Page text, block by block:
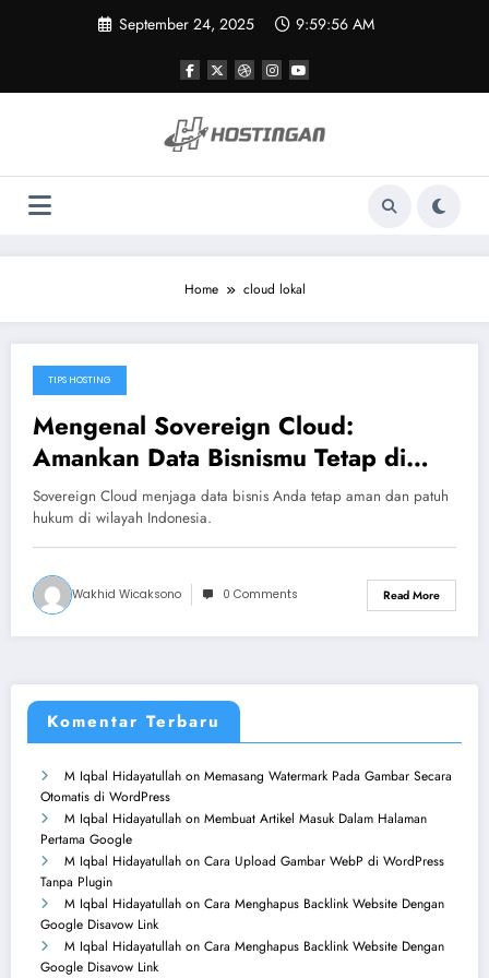
September 24, 2025 9:59:56 AM
Home cloud lokal
September 22, 2025
TIPS HOSTING
Mengenal Sovereign Cloud:
Amankan Data Bisnismu Tetap di
Indonesia
Sovereign Cloud menjaga data bisnis Anda tetap aman dan patuh
hukum di wilayah Indonesia.
Wakhid Wicaksono 0 Comments Read More
Komentar Terbaru
M Iqbal Hidayatullah on Memasang Watermark Pada Gambar Secara
Otomatis di WordPress
M Iqbal Hidayatullah on Membuat Artikel Masuk Dalam Halaman
Pertama Google
M Iqbal Hidayatullah on Cara Upload Gambar WebP di WordPress
Tanpa Plugin
M Iqbal Hidayatullah on Cara Menghapus Backlink Website Dengan
Google Disavow Link
M Iqbal Hidayatullah on Cara Menghapus Backlink Website Dengan
Google Disavow Link